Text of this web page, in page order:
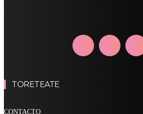
TORETEATE
CONTACTO